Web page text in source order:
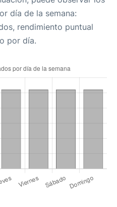
día de la semana:
rendimiento puntual
por día.